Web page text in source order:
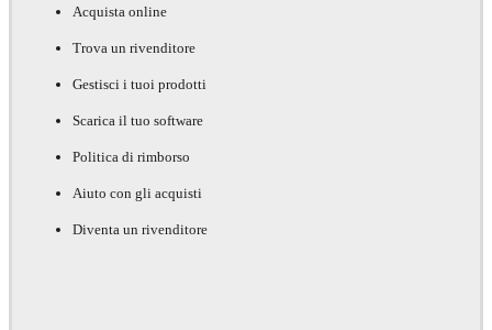
Acquista online
Trova un rivenditore
Gestisci i tuoi prodotti
Scarica il tuo software
Politica di rimborso
Aiuto con gli acquisti
Diventa un rivenditore